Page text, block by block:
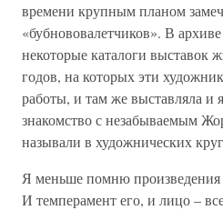
времени крупным планом
«бубнововалетчиков». В
некоторые каталоги
годов, на которых эти
работы, и там же выставляла и
знакомство с незабываемым
называли в художнических
Я меньше помню произведения
И темперамент его, и лицо –